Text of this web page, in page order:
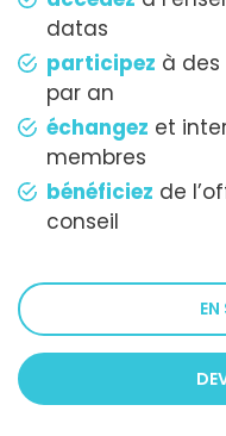
datas
participez à des
par an
échangez et
membres
bénéficiez de
conseil